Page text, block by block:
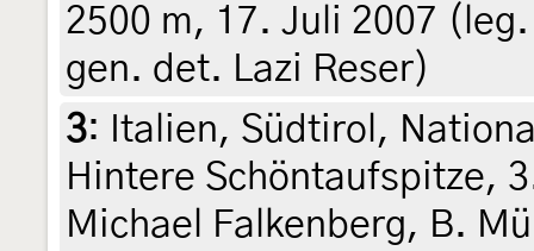
2500 m, 17. Juli 2007
gen. det. Lazi Reser)
3:
Italien, Südtirol,
Hintere Schöntaufspitze,
Michael Falkenberg, B.